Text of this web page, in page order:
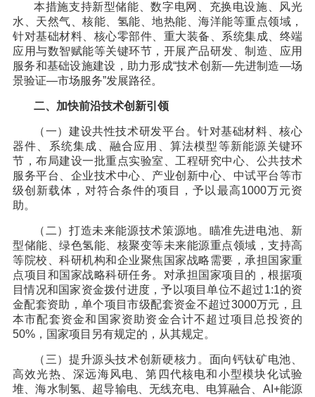
本措施支持新型储能、数字电网、充换电设施、风光
水、天然气、核能、氢能、地热能、海洋能等重点领域，
针对基础材料、核心零部件、重大装备、系统集成、终端
应用与数智赋能等关键环节，开展产品研发、制造、应用
服务和基础设施建设，助力形成“技术创新—先进制造—场
景验证—市场服务”发展路径。
二、加快前沿技术创新引领
（一）建设共性技术研发平台。针对基础材料、核心
器件、系统集成、融合应用、算法模型等新能源关键环
节，布局建设一批重点实验室、工程研究中心、公共技术
服务平台、企业技术中心、产业创新中心、中试平台等市
级创新载体，对符合条件的项目，予以最高1000万元资
助。
（二）打造未来能源技术策源地。瞄准先进电池、新
型储能、绿色氢能、核聚变等未来能源重点领域，支持高
等院校、科研机构和企业聚焦国家战略需要，承担国家重
点项目和国家战略科研任务。对承担国家项目的，根据项
目情况和国家资金拨付进度，予以项目单位不超过1:1的资
金配套资助，单个项目市级配套资金不超过3000万元，且
本市配套资金和国家资助资金合计不超过项目总投资的
50%，国家项目另有规定的，从其规定。
（三）提升源头技术创新硬核力。面向钙钛矿电池、
高效光热、深远海风电、第四代核电和小型模块化试验
堆、海水制氢、超导输电、无线充电、电算融合、AI+能源